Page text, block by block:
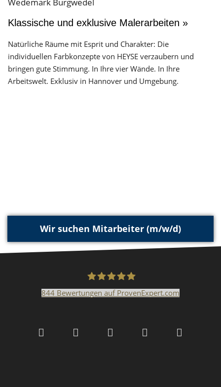
Klassische und exklusive Malerarbeiten »
Natürliche Räume mit Esprit und Charakter: Die
individuellen Farbkonzepte von HEYSE verzaubern und
bringen gute Stimmung. In Ihre vier Wände. In Ihre
Arbeitswelt. Exklusiv in Hannover und Umgebung.
Wir suchen Mitarbeiter (m/w/d)
GmbH & Co.KG
844 Bewertungen auf ProvenExpert.com